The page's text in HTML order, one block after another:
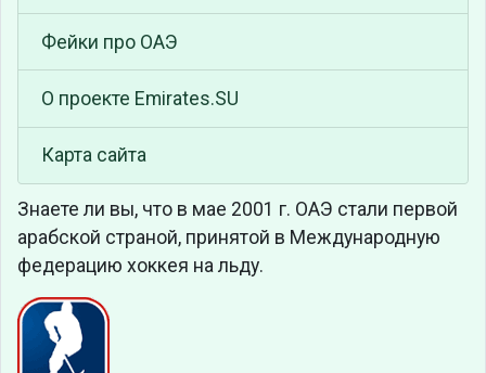
Фейки про ОАЭ
О проекте Emirates.SU
Карта сайта
Знаете ли вы, что в мае 2001 г. ОАЭ стали первой
арабской страной, принятой в Международную
федерацию хоккея на льду.